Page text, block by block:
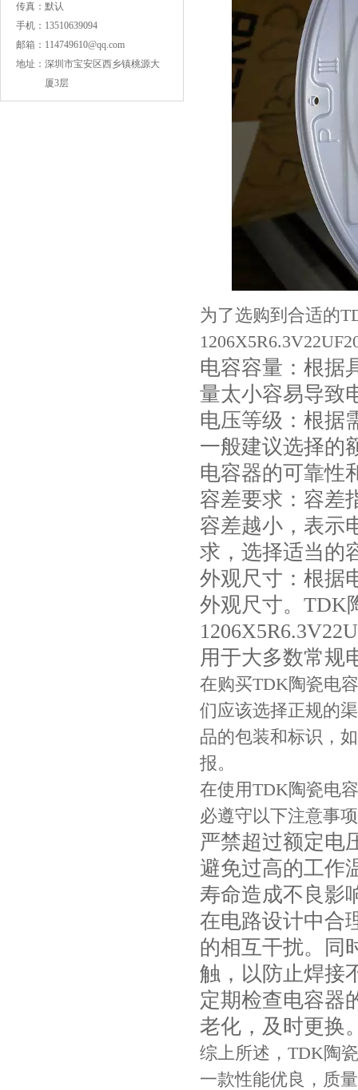
传真： 默认
手机： 13510639094
邮箱： 114749610@qq.com
地址： 深圳市宝安区西乡镇桃源大
厦3层
为了选购到合适的
电容容量：根据
量太小容易导致
电压等级：根据
一般建议选择的
电容器的可靠性
容差要求：容差
容差越小，表示
求，选择适当的
外观尺寸：根据
外观尺寸。TDK
用于大多数常规
在购买TDK陶瓷电
们应该选择正规的
品的包装和标识，
报。
在使用TDK陶瓷电
必遵守以下注意事
严禁超过额定电
避免过高的工作
寿命造成不良影
在电路设计中合
的相互干扰。同
触，以防止焊接
定期检查电容器
老化，及时更换
综上所述，TDK陶
一款性能优良，质